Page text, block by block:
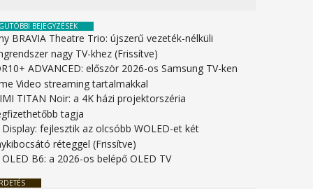
BEJEGYZÉSEK
BRAVIA Theatre Trio: újszerű vezeték-nélküli
nagy TV-khez (Frissítve)
ADVANCED: először 2026-os Samsung TV-ken
Video streaming tartalmakkal
TITAN Noir: a 4K házi projektorszéria
tagja
Display: fejlesztik az olcsóbb WOLED-et két
réteggel (Frissítve)
OLED B6: a 2026-os belépő OLED TV